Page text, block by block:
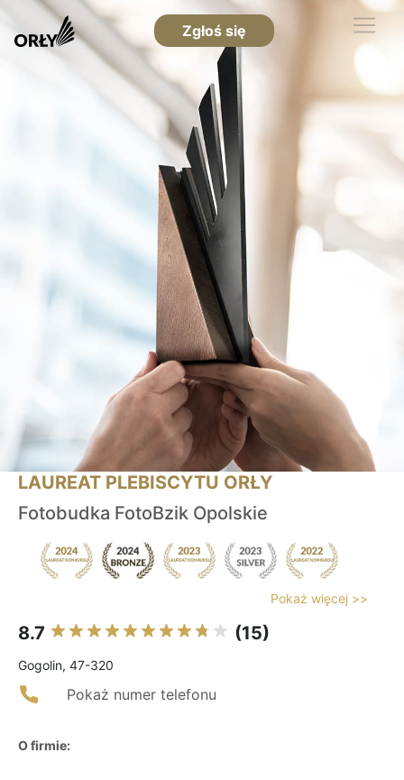
Zgłoś się
LAUREAT PLEBISCYTU ORŁY
Fotobudka FotoBzik Opolskie
Pokaż więcej >>
8.7 (15)
Gogolin, 47-320
Pokaż numer telefonu
O firmie: